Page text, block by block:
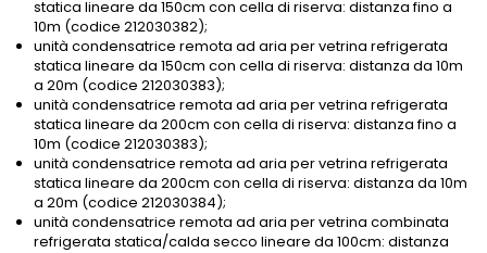
statica lineare da 150cm con cella di riserva: distanza fino a
10m (codice 212030382);
unità condensatrice remota ad aria per vetrina refrigerata
statica lineare da 150cm con cella di riserva: distanza da 10m
a 20m (codice 212030383);
unità condensatrice remota ad aria per vetrina refrigerata
statica lineare da 200cm con cella di riserva: distanza fino a
10m (codice 212030383);
unità condensatrice remota ad aria per vetrina refrigerata
statica lineare da 200cm con cella di riserva: distanza da 10m
a 20m (codice 212030384);
unità condensatrice remota ad aria per vetrina combinata
refrigerata statica/calda secco lineare da 100cm: distanza